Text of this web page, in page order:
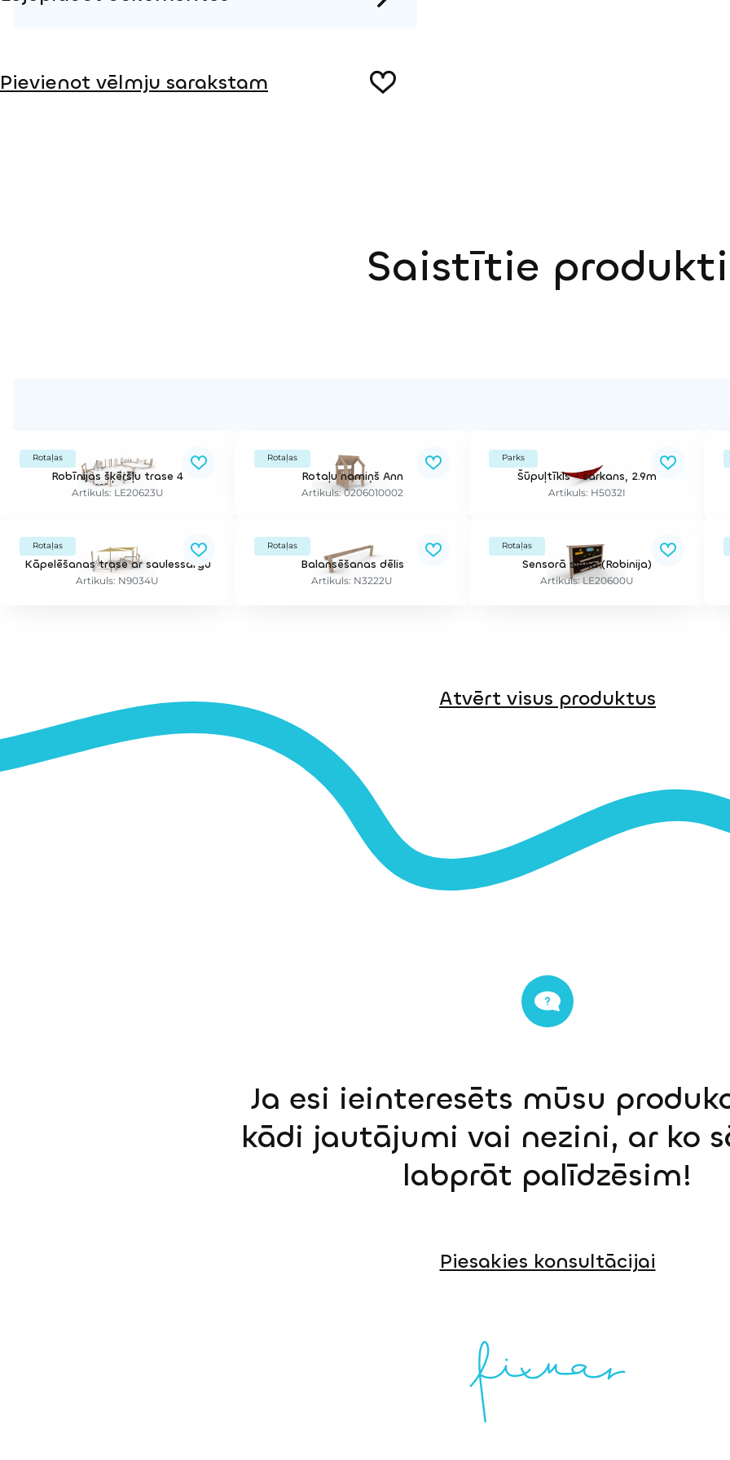
Pievienot vēlmju sarakstam
Saistītie produkti
Rotaļas
Robīnijas šķēršļu trase 4
Artikuls: LE20623U
Rotaļas
Rotaļu namiņš Ann
Artikuls: 0206010002
Parks
Šūpuļtīkls - sarkans, 2.9m
Artikuls: H5032I
Rotaļas
Kāpelēšanas trase ar saulessargu
Artikuls: N9034U
Rotaļas
Balansēšanas dēlis
Artikuls: N3222U
Rotaļas
Sensorā siena (Robinija)
Artikuls: LE20600U
Atvērt visus produktus
Ja esi ieinteresēts mūsu
kādi jautājumi vai nezini, ar ko
labprāt palīdzēsim!
Piesakies konsultācijai